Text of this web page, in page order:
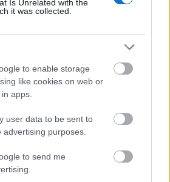
Is Unrelated with the
it was collected.
to enable storage
like cookies on web or
apps.
user data to be sent to
purposes.
to send me